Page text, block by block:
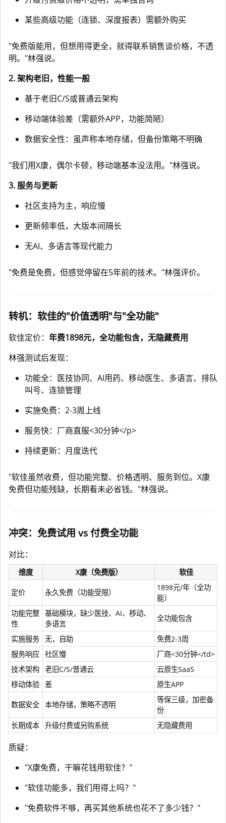
某些高级功能（连锁、深度报表）需额外购买
"免费版能用，但想用得更全，就得联系销售谈价格，不透
明。"林强说。
2. 架构老旧，性能一般
基于老旧C/S或普通云架构
移动端体验差（需额外APP，功能简陋）
数据安全性：虽声称本地存储，但备份策略不明确
"我们用X康，偶尔卡顿，移动端基本没法用。"林强说。
3. 服务与更新
社区支持为主，响应慢
更新频率低，大版本间隔长
无AI、多语言等现代能力
"免费是免费，但感觉停留在5年前的技术。"林强评价。
转机：软佳的"价值透明"与"全功能"
软佳定价： 年费1898元，全功能包含，无隐藏费用
林强测试后发现：
功能全：医技协同、AI用药、移动医生、多语言、排队
叫号、连锁管理
实施免费：2-3周上线
服务快：厂商直服<30分钟</p>
持续更新：月度迭代
"软佳虽然收费，但功能完整、价格透明、服务到位。X康
免费但功能残缺，长期看未必省钱。"林强说。
冲突：免费试用 vs 付费全功能
对比：
维度 X康（免费版） 软佳
定价 永久免费（功能受限）
1898元/年（全功
能）
功能完整
性
基础模块，缺少医技、AI、移动、
多语言
全功能包含
实施服务 无，自助
免费2-3周
服务响应 社区慢
厂商<30分钟</td>
技术架构 老旧C/S/普通云
云原生SaaS
移动体验 差 原生APP
数据安全 本地存储，策略不透明
等保三级，加密备
份
长期成本 升级付费或另购系统 无隐藏费用
质疑：
"X康免费，干嘛花钱用软佳？"
"软佳功能多，我们用得上吗？"
"免费软件不够，再买其他系统也花不了多少钱？"